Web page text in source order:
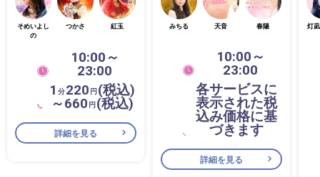
そめいよし
の
つかさ 紅玉
10:00～
23:00
1 分220 円(税込)
～660 円(税込)
詳細を見る
みちる 天音 春陽
10:00～
23:00
各サービスに
表示された税
込み価格に基
づきます
詳細を見る
灯